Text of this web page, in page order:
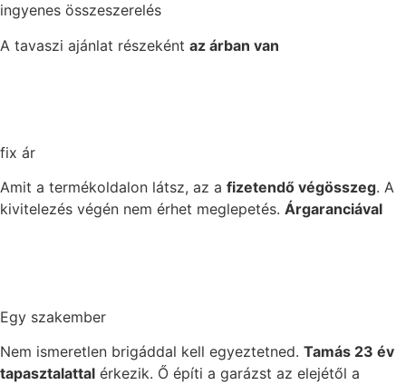
ingyenes összeszerelés
A tavaszi ajánlat részeként az árban van
fix ár
Amit a termékoldalon látsz, az a fizetendő végösszeg. A
kivitelezés végén nem érhet meglepetés. Árgaranciával
Egy szakember
Nem ismeretlen brigáddal kell egyeztetned. Tamás 23 év
tapasztalattal érkezik. Ő építi a garázst az elejétől a